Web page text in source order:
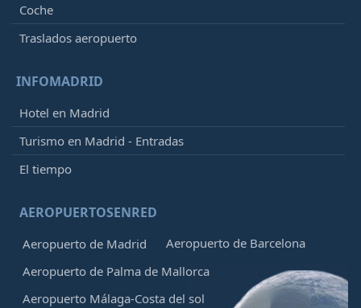
Coche
Traslados aeropuerto
INFOMADRID
Hotel en Madrid
Turismo en Madrid - Entradas
El tiempo
AEROPUERTOSENRED
Aeropuerto de Madrid
Aeropuerto de Barcelona
Aeropuerto de Palma de Mallorca
Aeropuerto Málaga-Costa del sol